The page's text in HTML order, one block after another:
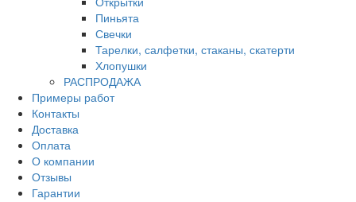
Пиньята
Свечки
Тарелки, салфетки, стаканы, скатерти
Хлопушки
РАСПРОДАЖА
Примеры работ
Контакты
Доставка
Оплата
О компании
Отзывы
Гарантии